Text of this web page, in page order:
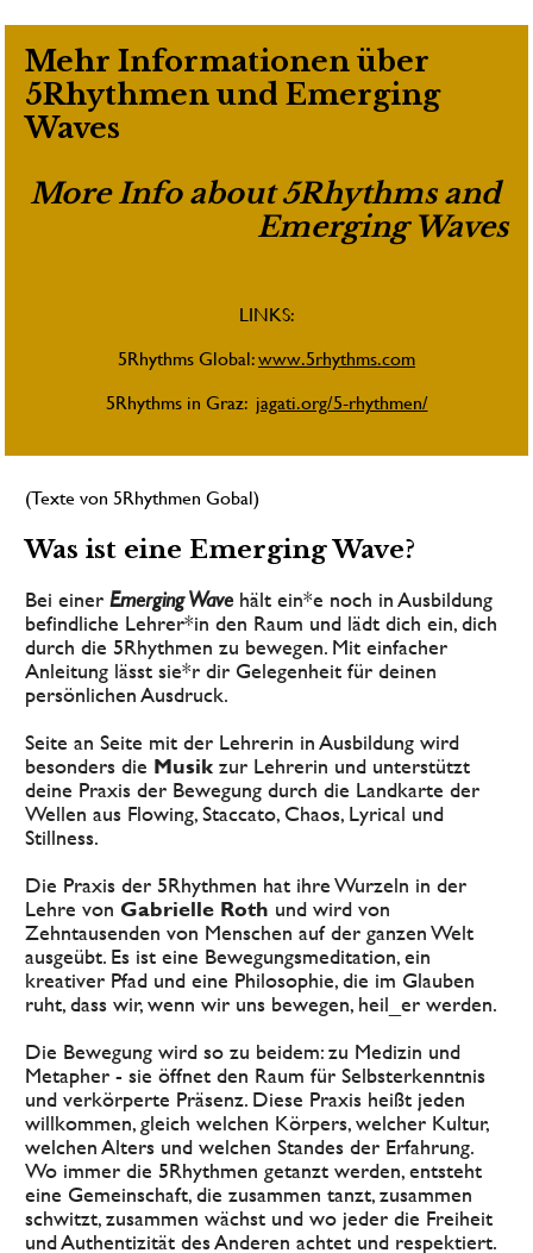
Mehr Informationen über
5Rhythmen und Emerging
Waves
More Info about 5Rhythms and
Emerging Waves
LINKS:
5Rhythms Global: www.5rhythms.com
5Rhythms in Graz: jagati.org/5-rhythmen/
(Texte von 5Rhythmen Gobal)
Was ist eine Emerging Wave?
Bei einer Emerging Wave hält ein*e noch in Ausbildung
befindliche Lehrer*in den Raum und lädt dich ein, dich
durch die 5Rhythmen zu bewegen. Mit einfacher
Anleitung lässt sie*r dir Gelegenheit für deinen
persönlichen Ausdruck.
Seite an Seite mit der Lehrerin in Ausbildung wird
besonders die Musik zur Lehrerin und unterstützt
deine Praxis der Bewegung durch die Landkarte der
Wellen aus Flowing, Staccato, Chaos, Lyrical und
Stillness.
Die Praxis der 5Rhythmen hat ihre Wurzeln in der
Lehre von Gabrielle Roth und wird von
Zehntausenden von Menschen auf der ganzen Welt
ausgeübt. Es ist eine Bewegungsmeditation, ein
kreativer Pfad und eine Philosophie, die im Glauben
ruht, dass wir, wenn wir uns bewegen, heil_er werden.
Die Bewegung wird so zu beidem: zu Medizin und
Metapher - sie öffnet den Raum für Selbsterkenntnis
und verkörperte Präsenz. Diese Praxis heißt jeden
willkommen, gleich welchen Körpers, welcher Kultur,
welchen Alters und welchen Standes der Erfahrung.
Wo immer die 5Rhythmen getanzt werden, entsteht
eine Gemeinschaft, die zusammen tanzt, zusammen
schwitzt, zusammen wächst und wo jeder die Freiheit
und Authentizität des Anderen achtet und respektiert.